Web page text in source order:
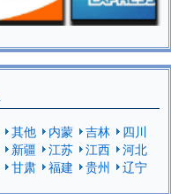
其他 内蒙 吉林
四川
新疆 江苏 江西
河北
甘肃 福建 贵州
辽宁